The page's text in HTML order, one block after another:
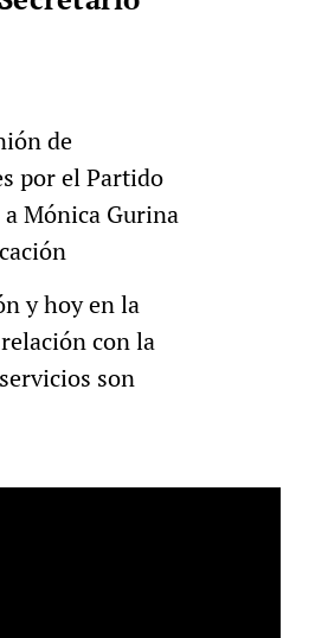
de
por el Partido
Mónica Gurina
y hoy en la
con la
son